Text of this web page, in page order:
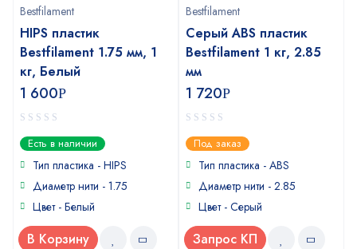
Bestfilament
HIPS пластик
Bestfilament 1.75 мм, 1
кг, Белый
1 600Р
0
out
of
Есть в наличии
Тип пластика - HIPS
Диаметр нити - 1.75
Цвет - Белый
В Корзину
Bestfilament
Серый ABS пластик
Bestfilament 1 кг, 2.85
мм
1 720Р
0
out
of
Под заказ
Тип пластика - ABS
Диаметр нити - 2.85
Цвет - Серый
Запрос КП